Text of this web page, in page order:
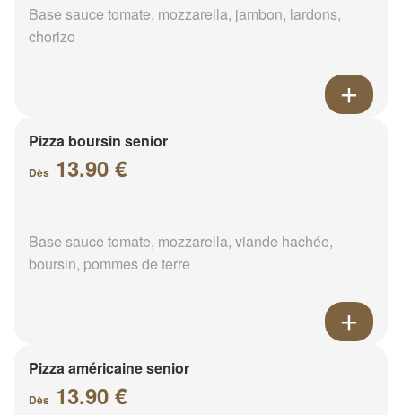
Base sauce tomate, mozzarella, jambon, lardons,
chorizo
Pizza boursin senior
Dès 13.90 €
Base sauce tomate, mozzarella, viande hachée,
boursin, pommes de terre
Pizza américaine senior
Dès 13.90 €